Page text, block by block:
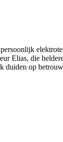
Elias, die
duiden op